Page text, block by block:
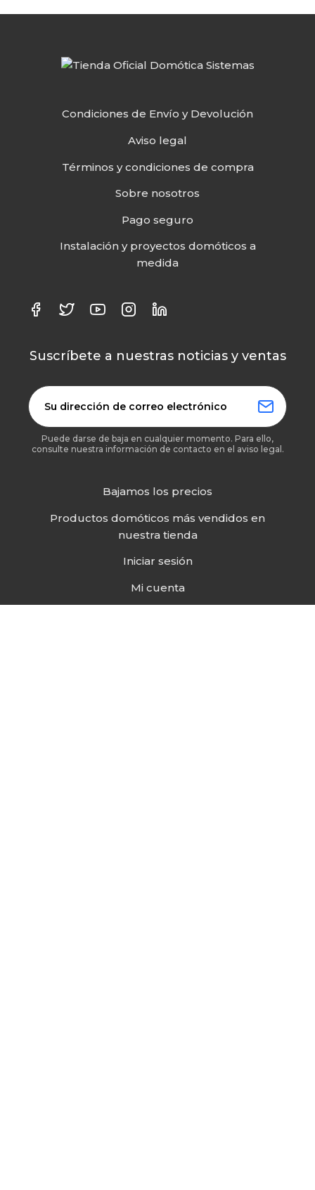
Condiciones de Envío y Devolución
Aviso legal
Términos y condiciones de compra
Sobre nosotros
Pago seguro
Instalación y proyectos domóticos a
medida
Suscríbete a nuestras noticias y ventas
Puede darse de baja en cualquier momento. Para ello,
consulte nuestra información de contacto en el aviso legal.
Bajamos los precios
Productos domóticos más vendidos en
nuestra tienda
Iniciar sesión
Mi cuenta